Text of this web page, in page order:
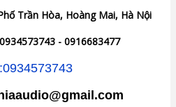
Trần Hòa, Hoàng Mai, Hà Nội
- 0916683477